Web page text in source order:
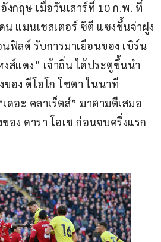
กฤษ เมื่อวันเสาร์ที่ 10 ก.พ. ที่
น แมนเชสเตอร์ ซิตี แซงขึ้นจ่าฝูง
ฟิลด์ รับการมาเยือนของ เบิร์น
งส์แดง” เจ้าถิ่น ได้ประตูขึ้นนำ
อง ดีโอโก โชตา ในนาที
ดอะ คลาเร็ตส์”​ มาตามตีเสมอ
อง ดารา โอเช ก่อนจบครึ่งแรก